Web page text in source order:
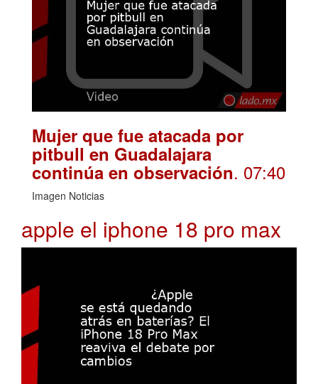
Mujer que fue atacada por
pitbull en Guadalajara
continúa en observación. 07:40
Imagen Noticias
apple el iphone 18 pro max